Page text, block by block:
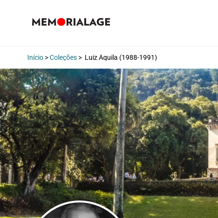
Início >Coleções > Luiz Áquila (1988-1991)